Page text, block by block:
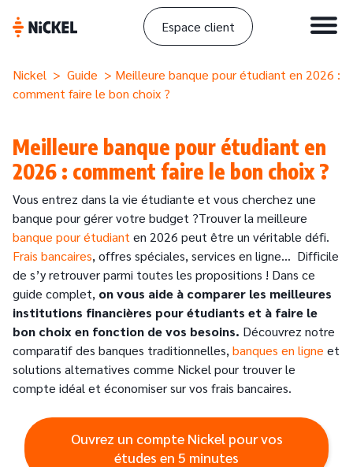
Espace client
Nickel > Guide > Meilleure banque pour étudiant en 2026 :
comment faire le bon choix ?
Meilleure banque pour étudiant en
2026 : comment faire le bon choix ?
Vous entrez dans la vie étudiante et vous cherchez une
banque pour gérer votre budget ?Trouver la meilleure
banque pour étudiant en 2026 peut être un véritable défi.
Frais bancaires, offres spéciales, services en ligne… Difficile
de s’y retrouver parmi toutes les propositions ! Dans ce
guide complet, on vous aide à comparer les meilleures
institutions financières pour étudiants et à faire le
bon choix en fonction de vos besoins. Découvrez notre
comparatif des banques traditionnelles, banques en ligne et
solutions alternatives comme Nickel pour trouver le
compte idéal et économiser sur vos frais bancaires.
Ouvrez un compte Nickel pour vos
études en 5 minutes